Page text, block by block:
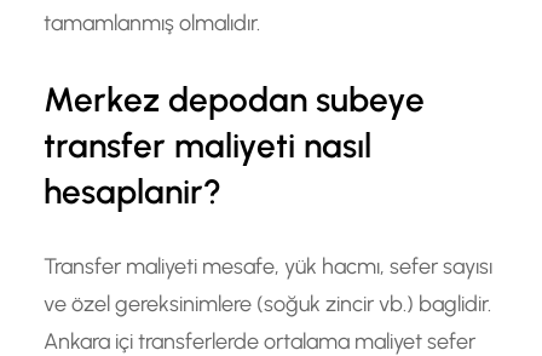
tamamlanmış olmalıdır.
Merkez depodan subeye
transfer maliyeti nasıl
hesaplanir?
Transfer maliyeti mesafe, yük hacmı, sefer sayısı
ve özel gereksinimlere (soğuk zincir vb.) baglidir.
Ankara içi transferlerde ortalama maliyet sefer